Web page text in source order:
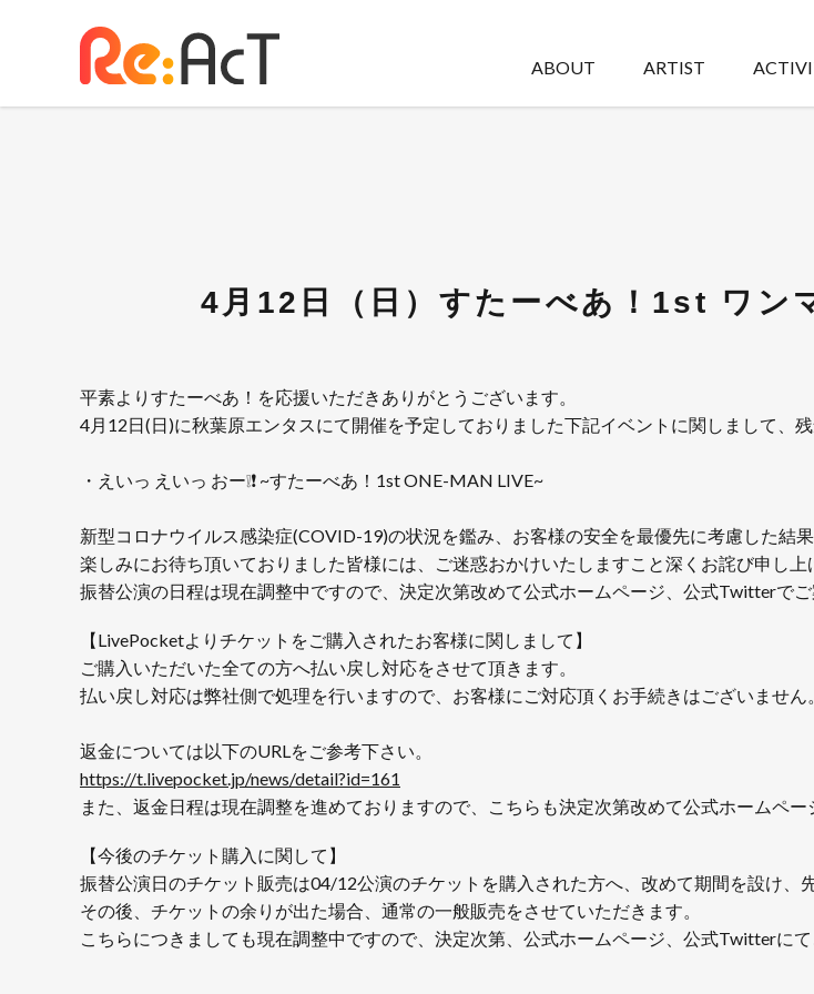
ABOUT ARTIST
4月12日（日）すたーべあ！1st ワン
平素よりすたーべあ！を応援いただきありがとうございます。
4月12日(日)に秋葉原エンタスにて開催を予定しておりました下記イベントに関しまして、
・えいっ えいっ おー❕❗️ ~すたーべあ！1st ONE-MAN LIVE~
新型コロナウイルス感染症(COVID-19)の状況を鑑み、お客様の安全を最優先に考慮した結
楽しみにお待ち頂いておりました皆様には、ご迷惑おかけいたしますこと深くお詫び申し上
振替公演の日程は現在調整中ですので、決定次第改めて公式ホームページ、公式Twitterでご
【LivePocketよりチケットをご購入されたお客様に関しまして】
ご購入いただいた全ての方へ払い戻し対応をさせて頂きます。
払い戻し対応は弊社側で処理を行いますので、お客様にご対応頂くお手続きはございません。
返金については以下のURLをご参考下さい。
https://t.livepocket.jp/news/detail?id=161
また、返金日程は現在調整を進めておりますので、こちらも決定次第改めて公式ホームペ
【今後のチケット購入に関して】
振替公演日のチケット販売は04/12公演のチケットを購入された方へ、改めて期間を設け、
その後、チケットの余りが出た場合、通常の一般販売をさせていただきます。
こちらにつきましても現在調整中ですので、決定次第、公式ホームページ、公式Twitterに